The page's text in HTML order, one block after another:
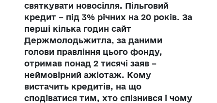
святкувати новосілля. Пільговий
кредит – під 3% річних на 20 років. За
перші кілька годин сайт
Держмолодьжитла, за даними
голови правління цього фонду,
отримав понад 2 тисячі заяв –
неймовірний ажіотаж. Кому
вистачить кредитів, на що
сподіватися тим, хто спізнився і чому